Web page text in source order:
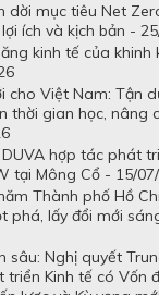
dời mục tiêu Net
ích và kịch bản -
kinh tế của khinh
cho Việt Nam: Tận
thời gian học, nâng
hợp tác phát
tại Mông Cổ - 15/
Thành phố Hồ
phá, lấy đổi mới
sâu: Nghị quyết
triển Kinh tế có Vốn